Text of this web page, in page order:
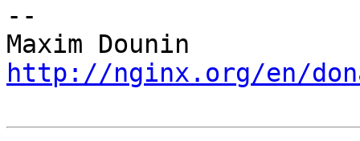
--
http://nginx.org/en/